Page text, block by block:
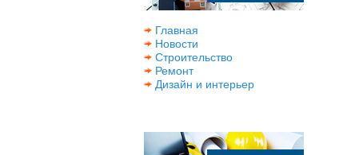
Главная
Новости
Строительство
Ремонт
Дизайн и интерьер